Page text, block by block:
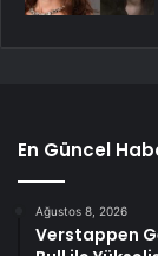
En Güncel
Ağustos 8, 2026
Verstappen